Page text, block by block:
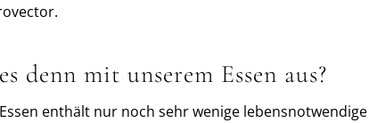
denn mit unserem Essen aus?
enthält nur noch sehr wenige lebensnotwendige